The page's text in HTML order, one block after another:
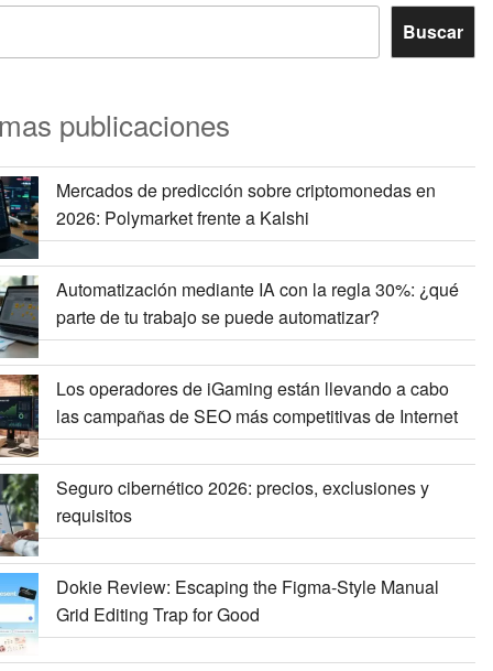
Buscar
publicaciones
Mercados de predicción sobre criptomonedas en
2026: Polymarket frente a Kalshi
Automatización mediante IA con la regla 30%: ¿qué
parte de tu trabajo se puede automatizar?
Los operadores de iGaming están llevando a cabo
las campañas de SEO más competitivas de Internet
Seguro cibernético 2026: precios, exclusiones y
requisitos
Dokie Review: Escaping the Figma-Style Manual
Grid Editing Trap for Good